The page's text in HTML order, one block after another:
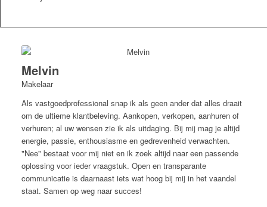
Melvin
Makelaar
Als vastgoedprofessional snap ik als geen ander dat alles draait
om de ultieme klantbeleving. Aankopen, verkopen, aanhuren of
verhuren; al uw wensen zie ik als uitdaging. Bij mij mag je altijd
energie, passie, enthousiasme en gedrevenheid verwachten.
"Nee" bestaat voor mij niet en ik zoek altijd naar een passende
oplossing voor ieder vraagstuk. Open en transparante
communicatie is daarnaast iets wat hoog bij mij in het vaandel
staat. Samen op weg naar succes!